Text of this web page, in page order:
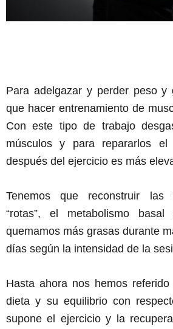
Para adelgazar y perder peso y
que hacer entrenamiento de
Con este tipo de trabajo
músculos y para repararlos
después del ejercicio es más
Tenemos que reconstruir las
“rotas”, el metabolismo
quemamos más grasas durante
días según la intensidad de la
Hasta ahora nos hemos
dieta y su equilibrio con
supone el ejercicio y la